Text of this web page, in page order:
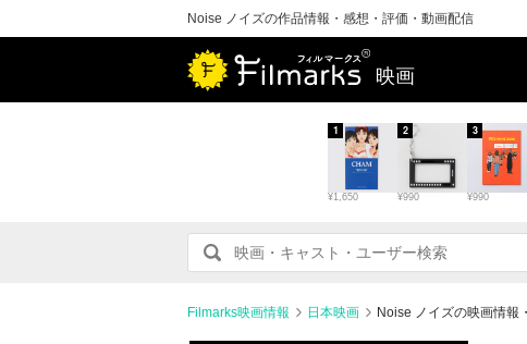
Noise ノイズの作品情報・感想・評価・動画配信
映画
¥1,650
1
¥990
2
¥990
3
Filmarks映画情報 日本映画 Noise ノイズの映画情報